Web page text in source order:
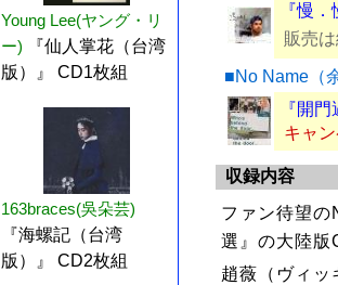
Young Lee(ヤング・リ
ー)
『仙人掌花（台湾
版）』 CD1枚組
163braces(吳朵芸)
『海螺記（台湾
版）』 CD2枚組
『慢
販売
■No Name（
『開
キャ
収録内容
ファン待望
選』の大陸版
趙薇（ヴィッ